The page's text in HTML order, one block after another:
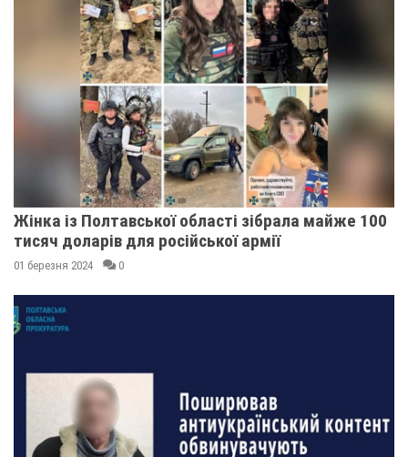
Жінка із Полтавської області зібрала майже 100
тисяч доларів для російської армії
01 березня 2024 0